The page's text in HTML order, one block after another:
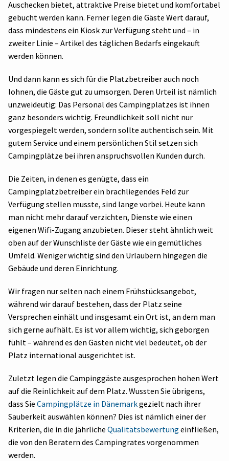
Auschecken bietet, attraktive Preise bietet und komfortabel
gebucht werden kann. Ferner legen die Gäste Wert darauf,
dass mindestens ein Kiosk zur Verfügung steht und – in
zweiter Linie – Artikel des täglichen Bedarfs eingekauft
werden können.
Und dann kann es sich für die Platzbetreiber auch noch
lohnen, die Gäste gut zu umsorgen. Deren Urteil ist nämlich
unzweideutig: Das Personal des Campingplatzes ist ihnen
ganz besonders wichtig. Freundlichkeit soll nicht nur
vorgespiegelt werden, sondern sollte authentisch sein. Mit
gutem Service und einem persönlichen Stil setzen sich
Campingplätze bei ihren anspruchsvollen Kunden durch.
Die Zeiten, in denen es genügte, dass ein
Campingplatzbetreiber ein brachliegendes Feld zur
Verfügung stellen musste, sind lange vorbei. Heute kann
man nicht mehr darauf verzichten, Dienste wie einen
eigenen Wifi-Zugang anzubieten. Dieser steht ähnlich weit
oben auf der Wunschliste der Gäste wie ein gemütliches
Umfeld. Weniger wichtig sind den Urlaubern hingegen die
Gebäude und deren Einrichtung.
Wir fragen nur selten nach einem Frühstücksangebot,
während wir darauf bestehen, dass der Platz seine
Versprechen einhält und insgesamt ein Ort ist, an dem man
sich gerne aufhält. Es ist vor allem wichtig, sich geborgen
fühlt – während es den Gästen nicht viel bedeutet, ob der
Platz international ausgerichtet ist.
Zuletzt legen die Campinggäste ausgesprochen hohen Wert
auf die Reinlichkeit auf dem Platz. Wussten Sie übrigens,
dass Sie Campingplätze in Dänemarkgezielt nach ihrer
Sauberkeit auswählen können? Dies ist nämlich einer der
Kriterien, die in die jährliche Qualitätsbewertung einfließen,
die von den Beratern des Campingrates vorgenommen
werden.